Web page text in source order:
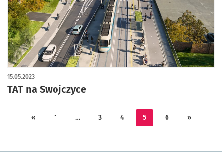
TAT na Swojczyce
15.05.2023
« 1 … 3 4 5 6 »